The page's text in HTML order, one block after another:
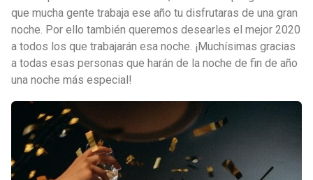
que mucha gente trabaja ese año tu disfrutaras de una gran
noche. Por ello también queremos desearles el mejor 2020
a todos los que trabajarán esa noche. ¡Muchísimas gracias
a todas esas personas que harán de la noche de fin de año
una noche más especial!